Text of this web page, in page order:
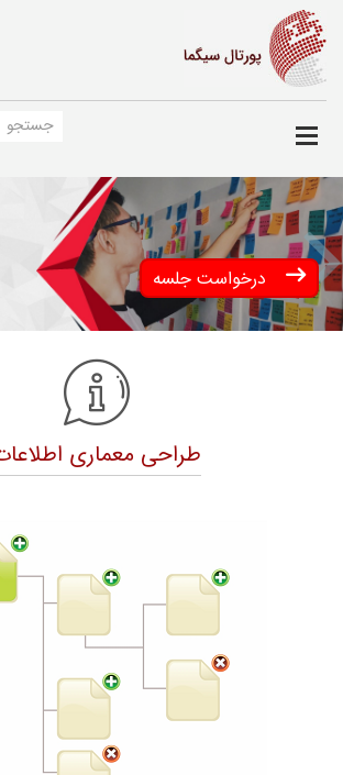
درخواست جلسه Next
طراحی معماری